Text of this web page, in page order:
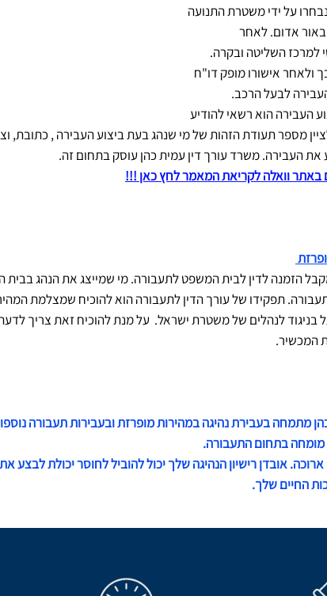
על ידי משטרת התנועה
באור אדום. לאחר
השליטה ובקרה.
ולאחר אישורו מופק דו"ח
לבעל הרכב.
העבירה הוא רשאי להודיע
ישראל יש לציין מספר תעודת הזהות של מי שנהג בעת ביצוע העבירה ,
העבירה. משרד עורך דין עמית כהן עוסק בתחום זה.
הזמנה לדין לבית המשפט לתעבורה. מי שמייצג את הנהג בבית
תפקידו של עורך הדין לתעבורה הוא להוכיח שמצלמת
בניגוד לנהלים של משטרת ישראל. על מנת להוכיח זאת צריך
המכשיר.
מתמחה בעבירת נהיגה במהירות מופרזת ובעבירות תעבורה
מומחה בתחום התעבורה.
אובדן רישיון הנהיגה שלך יכול להוביל לחוסר יכולת לבצע
החיים שלך.